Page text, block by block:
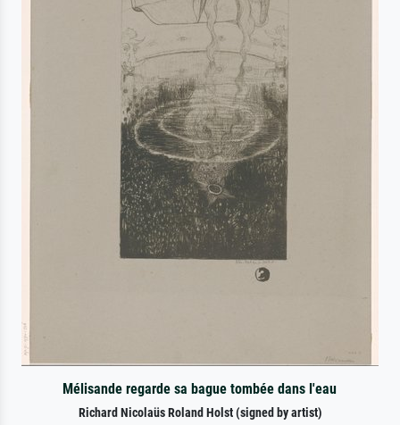
Mélisande regarde sa bague tombée dans l'eau
Richard Nicolaüs Roland Holst (signed by artist)